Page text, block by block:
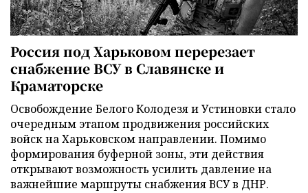
Россия под Харьковом перерезает
снабжение ВСУ в Славянске и
Краматорске
Освобождение Белого Колодезя и Устиновки стало
очередным этапом продвижения российских
войск на Харьковском направлении. Помимо
формирования буферной зоны, эти действия
открывают возможность усилить давление на
важнейшие маршруты снабжения ВСУ в ДНР.